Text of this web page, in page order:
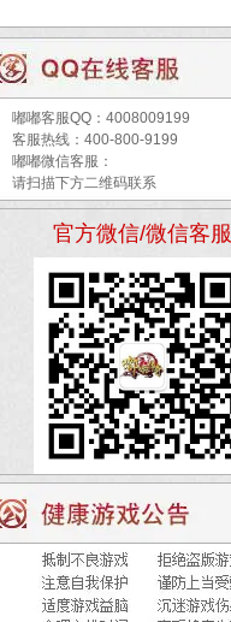
嘟嘟客服QQ： 4008009199
客服热线：400-800-9199
嘟嘟微信客服：
请扫描下方二维码联系
官方微信/微信客服